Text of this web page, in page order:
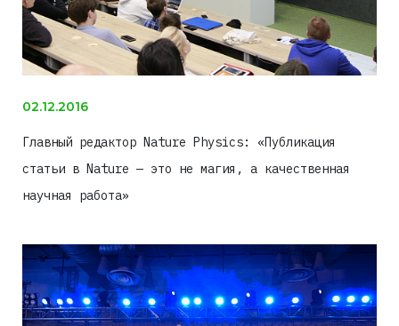
02.12.2016
Главный редактор Nature Physics: «Публикация
статьи в Nature — это не магия, а качественная
научная работа»